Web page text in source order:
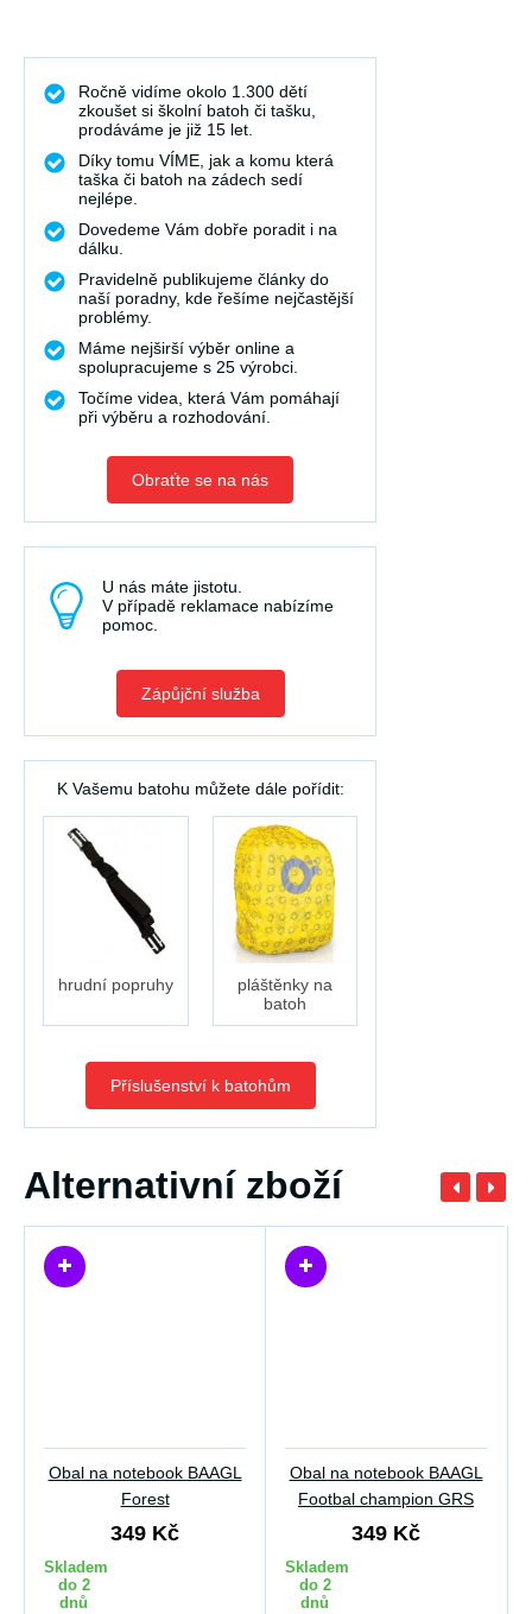
Ročně vidíme okolo 1.300 dětí
zkoušet si školní batoh či tašku,
prodáváme je již 15 let.
Díky tomu VÍME, jak a komu která
taška či batoh na zádech sedí
nejlépe.
Dovedeme Vám dobře poradit i na
dálku.
Pravidelně publikujeme články do
naší poradny, kde řešíme nejčastější
problémy.
Máme nejširší výběr online a
spolupracujeme s 25 výrobci.
Točíme videa, která Vám pomáhají
při výběru a rozhodování.
Obraťte se na nás
U nás máte jistotu.
V případě reklamace nabízíme
pomoc.
Zápůjční služba
K Vašemu batohu můžete dále pořídit:
hrudní popruhy
pláštěnky na
batoh
Příslušenství k batohům
Alternativní zboží
Obal na notebook BAAGL
Forest
349 Kč
Skladem
do 2
dnů
Obal na notebook BAAGL
Footbal champion GRS
349 Kč
Skladem
do 2
dnů